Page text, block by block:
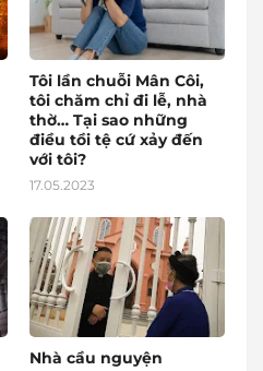
Tôi lần chuỗi Mân Côi,
tôi chăm chỉ đi lễ, nhà
thờ… Tại sao những
điều tồi tệ cứ xảy đến
với tôi?
17.05.2023
Nhà cầu nguyện